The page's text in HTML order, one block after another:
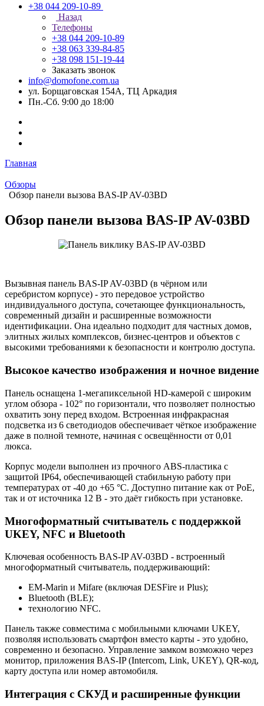
+38 044 209-10-89
Назад
Телефоны
+38 044 209-10-89
+38 063 339-84-85
+38 098 151-19-44
Заказать звонок
info@domofone.com.ua
ул. Борщаговская 154А, ТЦ Аркадия
Пн.-Сб. 9:00 до 18:00
Главная
Обзоры
Обзор панели вызова BAS-IP AV-03BD
Обзор панели вызова BAS-IP AV-03BD
Вызывная панель BAS-IP AV-03BD (в чёрном или
серебристом корпусе) - это передовое устройство
индивидуального доступа, сочетающее функциональность,
современный дизайн и расширенные возможности
идентификации. Она идеально подходит для частных домов,
элитных жилых комплексов, бизнес-центров и объектов с
высокими требованиями к безопасности и контролю доступа.
Высокое качество изображения и ночное видение
Панель оснащена 1-мегапиксельной HD-камерой с широким
углом обзора - 102° по горизонтали, что позволяет полностью
охватить зону перед входом. Встроенная инфракрасная
подсветка из 6 светодиодов обеспечивает чёткое изображение
даже в полной темноте, начиная с освещённости от 0,01
люкса.
Корпус модели выполнен из прочного ABS-пластика с
защитой IP64, обеспечивающей стабильную работу при
температурах от -40 до +65 °C. Доступно питание как от PoE,
так и от источника 12 В - это даёт гибкость при установке.
Многоформатный считыватель с поддержкой
UKEY, NFC и Bluetooth
Ключевая особенность BAS-IP AV-03BD - встроенный
многоформатный считыватель, поддерживающий:
EM-Marin и Mifare (включая DESFire и Plus);
Bluetooth (BLE);
технологию NFC.
Панель также совместима с мобильными ключами UKEY,
позволяя использовать смартфон вместо карты - это удобно,
современно и безопасно. Управление замком возможно через
монитор, приложения BAS-IP (Intercom, Link, UKEY), QR-код,
карту доступа или номер автомобиля.
Интеграция с СКУД и расширенные функции